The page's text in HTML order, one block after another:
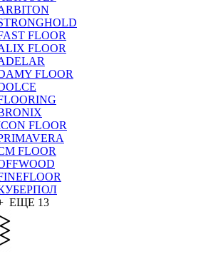
FLOOR
FLOOR
FLOOR
FLOOR
FLOOR
ЕЩЕ 13